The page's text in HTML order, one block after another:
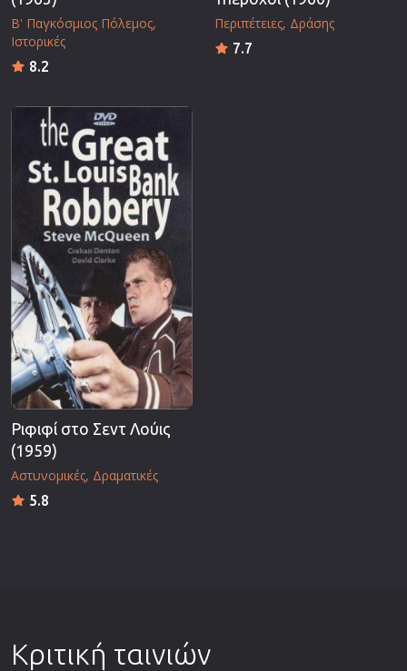
Β' Παγκόσμιος Πόλεμος
Ιστορικές
8.2
Περιπέτειες Δράσης
7.7
Ριφιφί στο Σεντ Λούις
(1959)
Αστυνομικές Δραματικές
5.8
Κριτική ταινιών